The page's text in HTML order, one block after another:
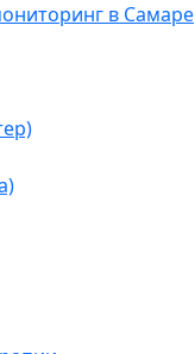
в Самаре